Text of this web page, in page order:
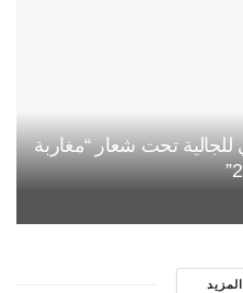
تحت شعار “مغاربة